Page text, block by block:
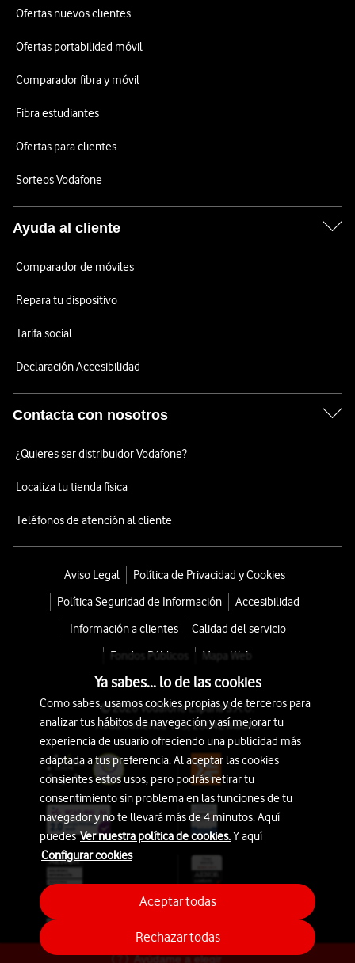
Ayúdame a elegir
Ofertas nuevos clientes
Ofertas portabilidad móvil
Comparador fibra y móvil
Fibra estudiantes
Ofertas para clientes
Sorteos Vodafone
Ayuda al cliente
Comparador de móviles
Repara tu dispositivo
Tarifa social
Declaración Accesibilidad
Contacta con nosotros
¿Quieres ser distribuidor Vodafone?
Localiza tu tienda física
Teléfonos de atención al cliente
Aviso Legal
Política de Privacidad y Cookies
Política Seguridad de Información
Accesibilidad
Información a clientes
Calidad del servicio
Fondos Públicos
Mapa Web
© 2026 Vodafone España S.A.U.
Avda. América 115, 28042 Madrid
Ya sabes... lo de las cookies
Como sabes, usamos cookies propias y de terceros para
analizar tus hábitos de navegación y así mejorar tu
experiencia de usuario ofreciendo una publicidad más
adaptada a tus preferencia. Al aceptar las cookies
consientes estos usos, pero podrás retirar tu
consentimiento sin problema en las funciones de tu
navegador y no te llevará más de 4 minutos. Aquí
puedesVer nuestra política de cookies.Y aquí
Configurar cookies
Rechazar todas
Aceptar todas